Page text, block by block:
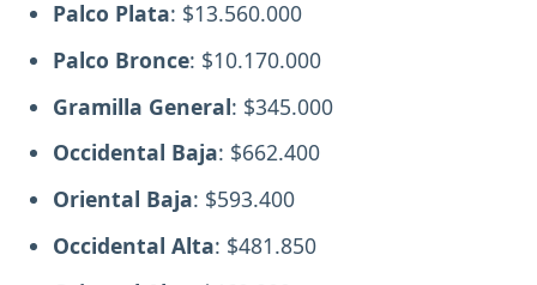
Palco Plata: $13.560.000
Palco Bronce: $10.170.000
Gramilla General: $345.000
Occidental Baja: $662.400
Oriental Baja: $593.400
Occidental Alta: $481.850